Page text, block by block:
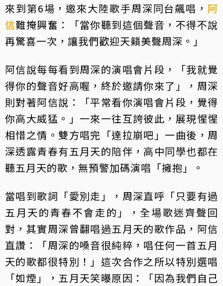
來到第6場，邀來大陸歌手周深同台飆唱， 阿
信難掩興奮：「當你聽到這個聲音，不得不說
再驚喜一次，讓我們歡迎天籟美聲周深。」
阿信說每每看到周深的演唱會片段，「我就覺
得你的聲音好高喔，終於邀請你來了」，周深
則對著阿信說：「平常看你演唱會片段，覺得
你高大威猛。」一來一往互誇彼此，展現惺惺
相惜之情。雙方唱完「達拉崩吧」一曲後，周
深透露青春有五月天的陪伴，高中同學也都在
聽五月天的歌，無預警加碼演唱「擁抱」。
當唱到歌詞「愛別走」，周深直呼「只要有過
五月天的青春不會走的」，全場歌迷齊聲回
對，其實周深曾翻唱過五月天的歌作品，阿信
直讚：「周深的嗓音很純粹，唱任何一首五月
天的歌都很特別！」這次合作之所以特別選唱
「如煙」，五月天笑曝原因：「因為我們自己